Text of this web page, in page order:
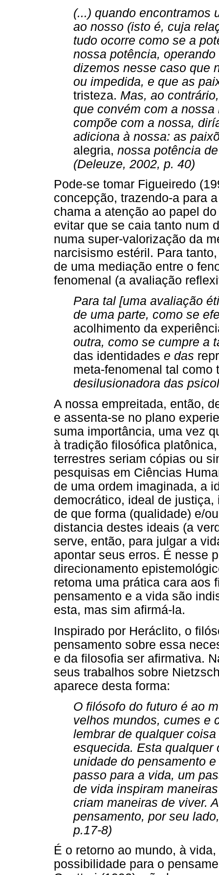
(...) quando encontramos
ao nosso (isto é, cuja
tudo ocorre como se a
nossa potência,
dizemos nesse caso que
ou impedida, e que as
tristeza. Mas, ao
que convém com a
compõe com a nossa,
adiciona à nossa: as
alegria, nossa potência
(Deleuze, 2002, p. 40)
Pode-se tomar Figueiredo
concepção, trazendo-a para
chama a atenção ao papel
evitar que se caia tanto num
numa super-valorização da
narcisismo estéril. Para
de uma mediação entre o
fenomenal (a avaliação
Para tal [uma avaliação
de uma parte, como se
acolhimento da
outra, como se cumpre a
das identidades e das
meta-fenomenal tal como
desilusionadora das
A nossa empreitada, então,
e assenta-se no plano
suma importância, uma vez
à tradição filosófica
terrestres seriam cópias ou
pesquisas em Ciências
de uma ordem imaginada, a
democrático, ideal de
de que forma (qualidade) e/
distancia destes ideais (a
serve, então, para julgar a
apontar seus erros. É nesse
direcionamento
retoma uma prática cara aos
pensamento e a vida são
esta, mas sim afirmá-la.
Inspirado por Heráclito, o
pensamento sobre essa
e da filosofia ser afirmativa.
seus trabalhos sobre
aparece desta forma:
O filósofo do futuro é ao
velhos mundos, cumes e
lembrar de qualquer
esquecida. Esta qualquer
unidade do pensamento
passo para a vida, um
de vida inspiram
criam maneiras de viver.
pensamento, por seu
p.17-8)
É o retorno ao mundo, à
possibilidade para o